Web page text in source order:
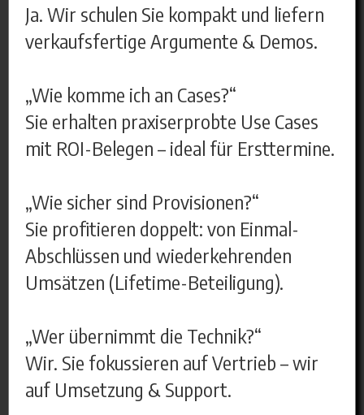
Ja. Wir schulen Sie kompakt und liefern
verkaufsfertige Argumente & Demos.
„Wie komme ich an Cases?“
Sie erhalten praxiserprobte Use Cases
mit ROI-Belegen – ideal für Ersttermine.
„Wie sicher sind Provisionen?“
Sie profitieren doppelt: von Einmal-
Abschlüssen und wiederkehrenden
Umsätzen (Lifetime-Beteiligung).
„Wer übernimmt die Technik?“
Wir. Sie fokussieren auf Vertrieb – wir
auf Umsetzung & Support.